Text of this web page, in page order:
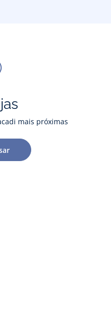
mais próximas